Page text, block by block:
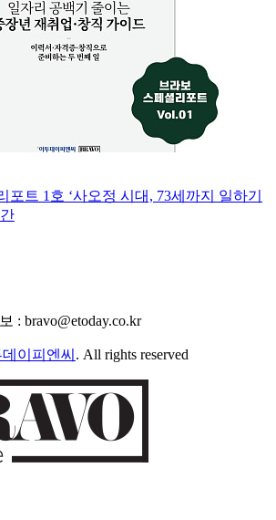
포트 1호 ‘사오정 시대, 73세까지 일하기
: bravo@etoday.co.kr
이피엔씨 . All rights reserved